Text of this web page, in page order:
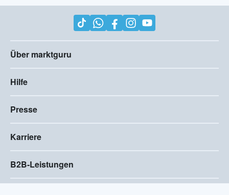
Über marktguru
Hilfe
Presse
Karriere
B2B-Leistungen